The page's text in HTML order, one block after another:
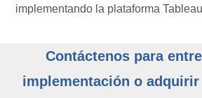
implementando la plataforma
Contáctenos para
implementación o